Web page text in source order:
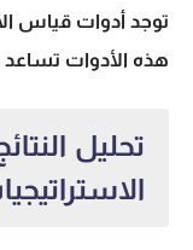
هذه الأدوات
تحليل